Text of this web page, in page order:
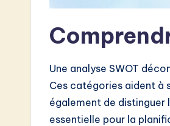
w
Une analyse SWOT
Ces catégories aident à
également de
essentielle pour la